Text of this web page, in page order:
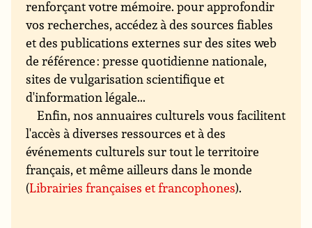
renforçant votre mémoire. pour approfondir
vos recherches, accédez à des sources fiables
et des publications externes sur des sites web
de référence : presse quotidienne nationale,
sites de vulgarisation scientifique et
d'information légale...
Enfin, nos annuaires culturels vous facilitent
l'accès à diverses ressources et à des
événements culturels sur tout le territoire
français, et même ailleurs dans le monde
(Librairies françaises et francophones).